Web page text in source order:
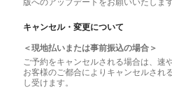
キャンセル・変更について
＜現地払いまたは事前振込の場合＞
ご予約をキャンセルされる場合は、速
お客様のご都合によりキャンセルされ
し受けます。